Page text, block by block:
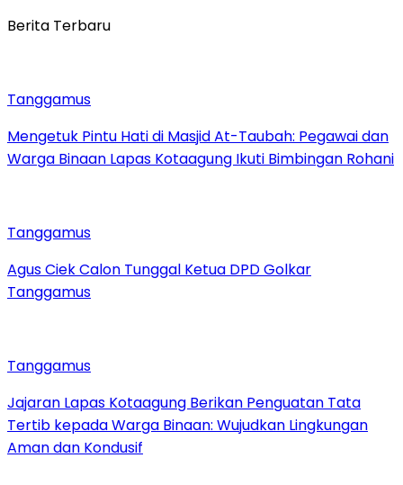
Berita Terbaru
Tanggamus
Mengetuk Pintu Hati di Masjid At-Taubah: Pegawai dan
Warga Binaan Lapas Kotaagung Ikuti Bimbingan Rohani
Tanggamus
Agus Ciek Calon Tunggal Ketua DPD Golkar
Tanggamus
Tanggamus
Jajaran Lapas Kotaagung Berikan Penguatan Tata
Tertib kepada Warga Binaan: Wujudkan Lingkungan
Aman dan Kondusif